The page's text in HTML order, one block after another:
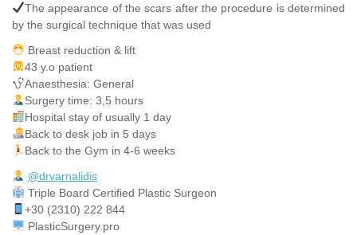
The appearance of the scars after the procedure is determined
by the surgical technique that was used
Breast reduction & lift
43 y.o patient
Anaesthesia: General
Surgery time: 3,5 hours
Hospital stay of usually 1 day
Back to desk job in 5 days
Back to the Gym in 4-6 weeks
@drvarnalidis⠀⠀⠀⠀⠀
Triple Board Certified Plastic Surgeon⠀
+30 (2310) 222 844
PlasticSurgery.pro⠀